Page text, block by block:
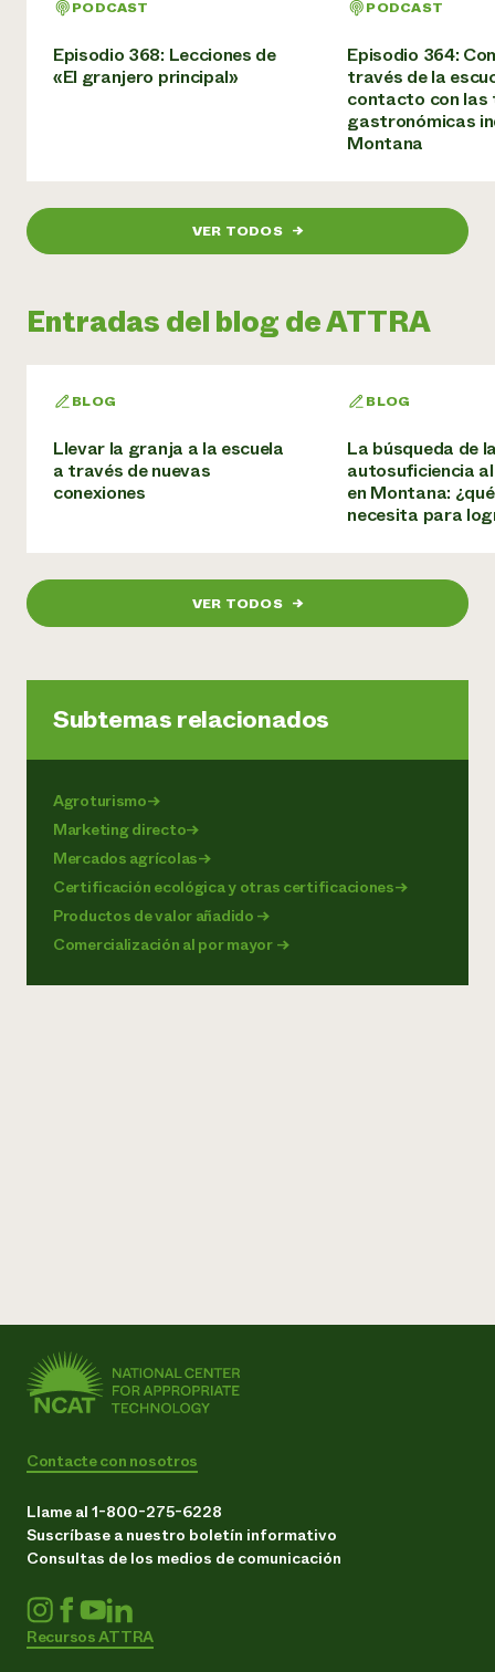
PODCAST
Episodio 368: Lecciones de
«El granjero principal»
PODCAST
Episodio 364:
través de la
contacto con las
gastronómicas
Montana
VER TODOS →
Entradas del blog de ATTRA
BLOG
Llevar la granja a la escuela
a través de nuevas
conexiones
BLOG
La búsqueda de
autosuficiencia
en Montana:
necesita para
VER TODOS →
Subtemas relacionados
Agroturismo→
Marketing directo→
Mercados agrícolas→
Certificación ecológica y otras certificaciones→
Productos de valor añadido →
Comercialización al por mayor→
Contacte con nosotros
Llame al 1-800-275-6228
Suscríbase a nuestro boletín informativo
Consultas de los medios de comunicación
Recursos ATTRA